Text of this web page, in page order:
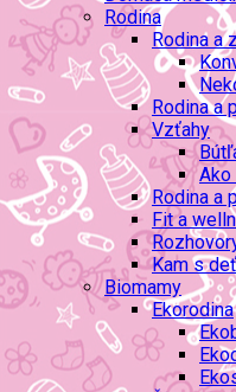
Rodina
Rodina a
Rodina a
Vzťahy
Rodina a
Fit a
Kam s
Biomamy
Ekorodina